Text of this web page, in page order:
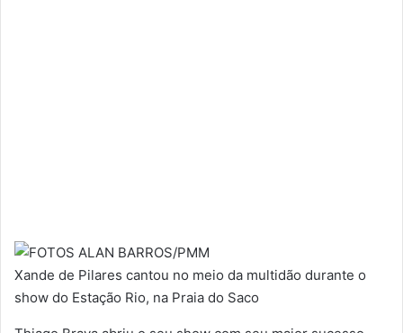
Xande de Pilares cantou no meio da multidão durante o
show do Estação Rio, na Praia do Saco